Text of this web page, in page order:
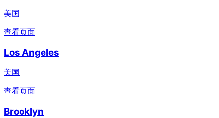
美国
查看页面
Los Angeles
美国
查看页面
Brooklyn